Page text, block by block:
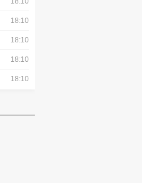
18:10
18:10
18:10
18:10